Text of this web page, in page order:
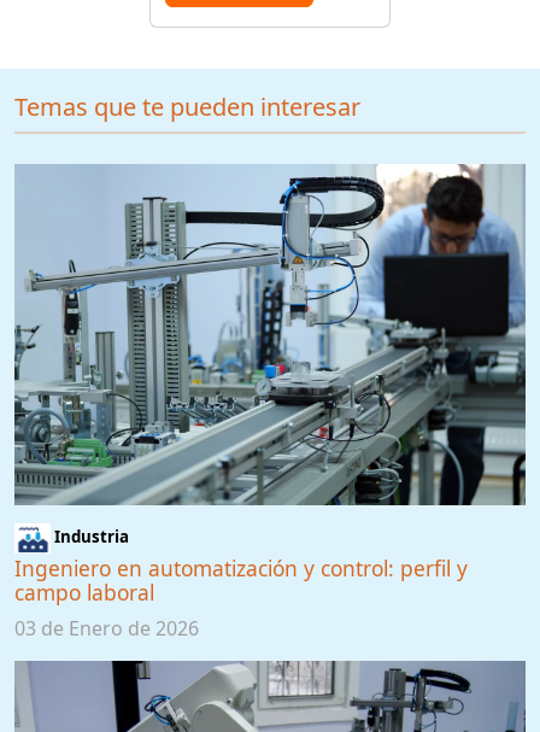
Temas que te pueden interesar
Industria
Ingeniero en automatización y control: perfil y
campo laboral
03 de Enero de 2026